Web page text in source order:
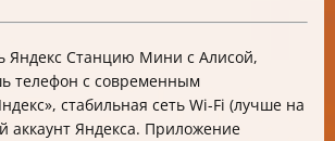
Яндекс Станцию Мини с Алисой,
телефон с современным
стабильная сеть Wi-Fi (лучше на
аккаунт Яндекса. Приложение